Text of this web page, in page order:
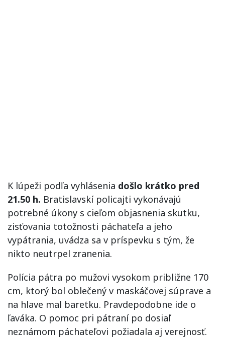
K lúpeži podľa vyhlásenia došlo krátko pred
21.50 h. Bratislavskí policajti vykonávajú
potrebné úkony s cieľom objasnenia skutku,
zisťovania totožnosti páchateľa a jeho
vypátrania, uvádza sa v príspevku s tým, že
nikto neutrpel zranenia.
Polícia pátra po mužovi vysokom približne 170
cm, ktorý bol oblečený v maskáčovej súprave a
na hlave mal baretku. Pravdepodobne ide o
ľaváka. O pomoc pri pátraní po dosiaľ
neznámom páchateľovi požiadala aj verejnosť.